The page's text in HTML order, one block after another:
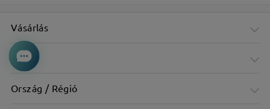
Vásárlás
Cég
Ország / Régió